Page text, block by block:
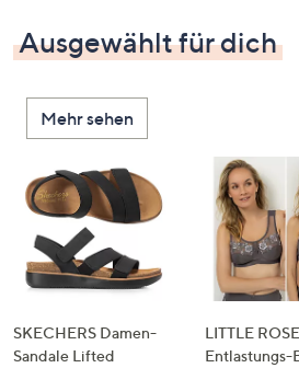
oben
und
nach
unten
oder
wischen
Sie
Touch-
Geräten
links
bzw.
Ausgewählt für dich
Mehr sehen
SKECHERS Damen-
Sandale Lifted
LITTLE
Entlastungs-